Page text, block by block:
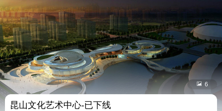
 6
昆山文化艺术中心-已下线
